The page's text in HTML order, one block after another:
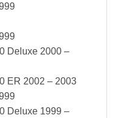
Deluxe 2000 –
ER 2002 – 2003
Deluxe 1999 –